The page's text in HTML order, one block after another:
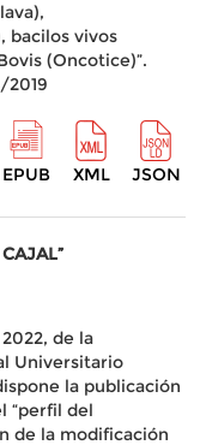
bacilos vivos
(Oncotice)”.
2019
EPUB XML JSON
de la
Universitario
la publicación
“perfil del
de la modificación